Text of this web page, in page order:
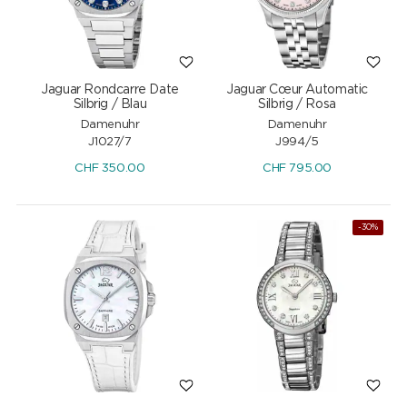
Jaguar Rondcarre Date
Silbrig / Blau
Damenuhr
J1027/7
CHF350.00
Jaguar Cœur Automatic
Silbrig / Rosa
Damenuhr
J994/5
CHF795.00
-30%